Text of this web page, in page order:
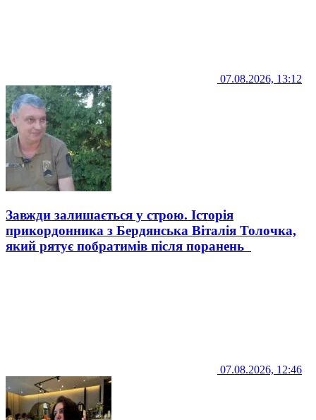
07.08.2026, 13:12
Завжди залишається у строю. Історія
прикордонника з Бердянська Віталія Толочка,
який рятує побратимів після поранень
07.08.2026, 12:46